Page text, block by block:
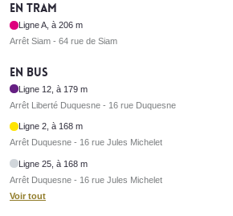
En tram
Ligne A, à 206 m
Arrêt Siam - 64 rue de Siam
En bus
Ligne 12, à 179 m
Arrêt Liberté Duquesne - 16 rue Duquesne
Ligne 2, à 168 m
Arrêt Duquesne - 16 rue Jules Michelet
Ligne 25, à 168 m
Arrêt Duquesne - 16 rue Jules Michelet
Voir tout